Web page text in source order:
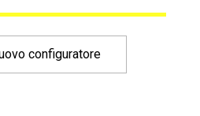
configuratore